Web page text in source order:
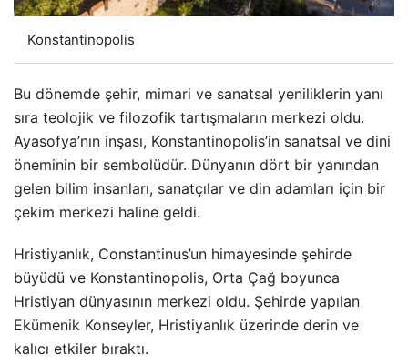
Konstantinopolis
Bu dönemde şehir, mimari ve sanatsal yeniliklerin yanı
sıra teolojik ve filozofik tartışmaların merkezi oldu.
Ayasofya’nın inşası, Konstantinopolis’in sanatsal ve dini
öneminin bir sembolüdür. Dünyanın dört bir yanından
gelen bilim insanları, sanatçılar ve din adamları için bir
çekim merkezi haline geldi.
Hristiyanlık, Constantinus’un himayesinde şehirde
büyüdü ve Konstantinopolis, Orta Çağ boyunca
Hristiyan dünyasının merkezi oldu. Şehirde yapılan
Ekümenik Konseyler, Hristiyanlık üzerinde derin ve
kalıcı etkiler bıraktı.